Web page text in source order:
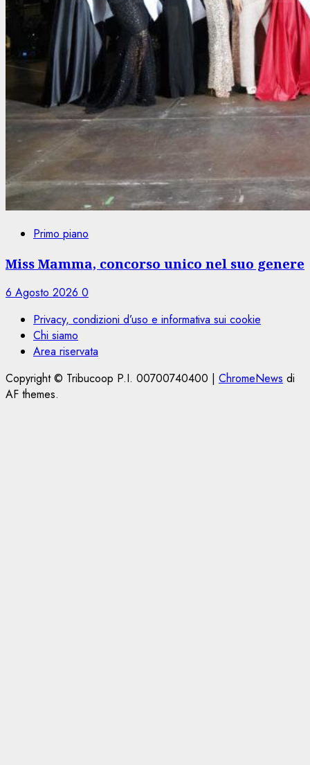
Primo piano
Miss Mamma, concorso unico nel suo genere
6 Agosto 2026 0
Privacy, condizioni d’uso e informativa sui cookie
Chi siamo
Area riservata
Copyright © Tribucoop P.I. 00700740400 | ChromeNews di
AF themes.